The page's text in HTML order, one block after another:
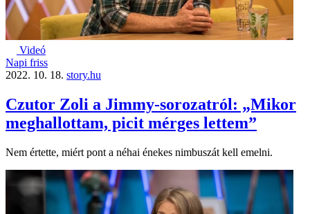
Videó
Napi friss
2022. 10. 18. story.hu
Czutor Zoli a Jimmy-sorozatról: „Mikor
meghallottam, picit mérges lettem”
Nem értette, miért pont a néhai énekes nimbuszát kell emelni.